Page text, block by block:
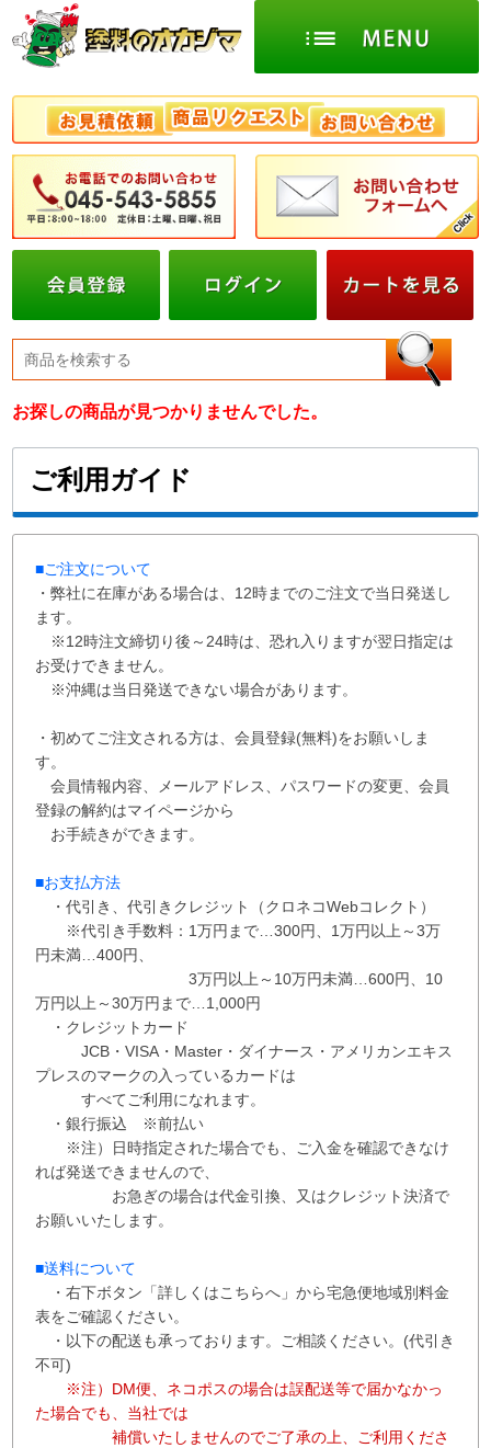
お探しの商品が見つかりませんでした。
ご利用ガイド
■ご注文について
・弊社に在庫がある場合は、12時までのご注文で当日発送し
ます。
※12時注文締切り後～24時は、恐れ入りますが翌日指定は
お受けできません。
※沖縄は当日発送できない場合があります。
・初めてご注文される方は、会員登録(無料)をお願いしま
す。
会員情報内容、メールアドレス、パスワードの変更、会員
登録の解約はマイページから
お手続きができます。
■お支払方法
・代引き、代引きクレジット（クロネコWebコレクト）
※代引き手数料： 1万円まで…300円、 1万円以上～3万
円未満…400円、
3万円以上～10万円未満…600円、 10
万円以上～30万円まで…1,000円
・クレジットカード
JCB・VISA・Master・ダイナース・アメリカンエキス
プレスのマークの入っているカードは
すべてご利用になれます。
・銀行振込 ※前払い
※注）日時指定された場合でも、ご入金を確認できなけ
れば発送できませんので、
お急ぎの場合は代金引換、又はクレジット決済で
お願いいたします。
■送料について
・右下ボタン 「詳しくはこちらへ」から宅急便地域別料金
表をご確認ください。
・以下の配送も承っております。ご相談ください。(代引き
不可)
※注）DM便、ネコポスの場合は誤配送等で届かなかっ
た場合でも、当社では
補償いたしませんのでご了承の上、ご利用くださ